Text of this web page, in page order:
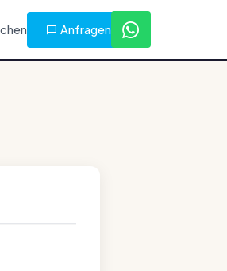
Anfragen